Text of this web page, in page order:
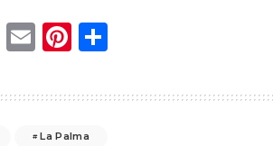
Twitter
EmailPinterest
La Palma